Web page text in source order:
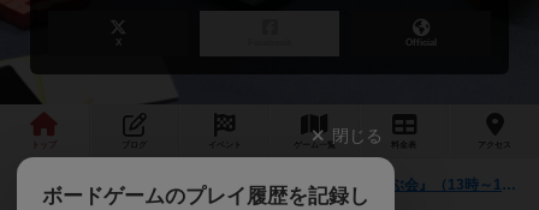
X Official
ゲーム 一覧 料金 アクセス
最新情報 1月28日『【ドイツ年間ゲーム大賞受賞作】を遊ぶ会』（13時～19時／途中参加・途中退出OK）京阪藤森駅すぐ
閉じる
ボードゲームのプレイ履歴を記録し